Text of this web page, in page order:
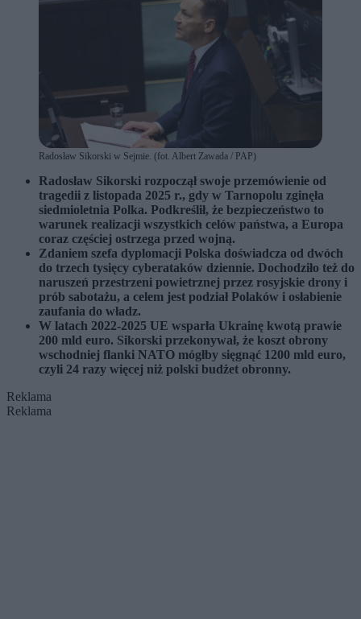
Radosław Sikorski w Sejmie. (fot. Albert Zawada / PAP)
Radosław Sikorski rozpoczął swoje przemówienie od
tragedii z listopada 2025 r., gdy w Tarnopolu zginęła
siedmioletnia Polka. Podkreślił, że bezpieczeństwo to
warunek realizacji wszystkich celów państwa, a Europa
coraz częściej ostrzega przed wojną.
Zdaniem szefa dyplomacji Polska doświadcza od dwóch
do trzech tysięcy cyberataków dziennie. Dochodziło też do
naruszeń przestrzeni powietrznej przez rosyjskie drony i
prób sabotażu, a celem jest podział Polaków i osłabienie
zaufania do władz.
W latach 2022-2025 UE wsparła Ukrainę kwotą prawie
200 mld euro. Sikorski przekonywał, że koszt obrony
wschodniej flanki NATO mógłby sięgnąć 1200 mld euro,
czyli 24 razy więcej niż polski budżet obronny.
Reklama
Reklama